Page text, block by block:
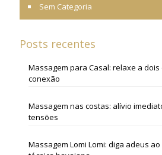
Sem Categoria
Posts recentes
Massagem para Casal: relaxe a
conexão
Massagem nas costas: alívio
tensões
Massagem Lomi Lomi: diga adeus